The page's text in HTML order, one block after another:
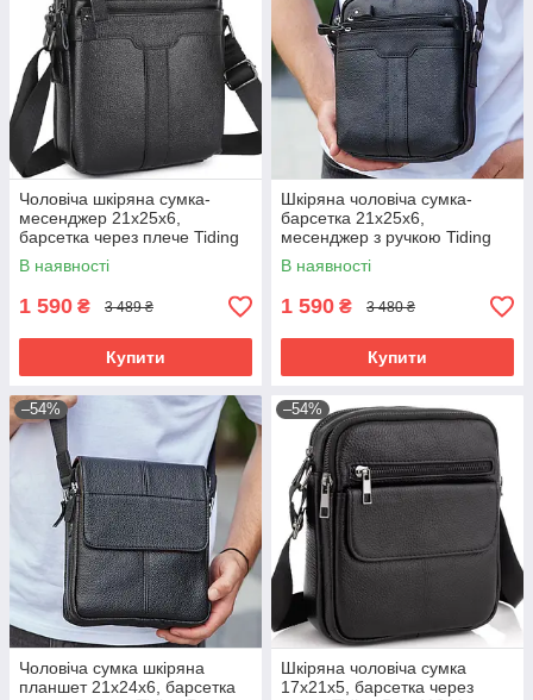
Чоловіча шкіряна сумка-
месенджер 21х25х6,
барсетка через плече Tiding
Bag A25-3278A Чорна
В наявності
1 590 ₴ 3 489 ₴
Купити
Шкіряна чоловіча сумка-
барсетка 21х25х6,
месенджер з ручкою Tiding
Bag 73957 чорна
В наявності
1 590 ₴ 3 480 ₴
Купити
–54%
Чоловіча сумка шкіряна
планшет 21х24х6, барсетка
–54%
Шкіряна чоловіча сумка
17х21х5, барсетка через